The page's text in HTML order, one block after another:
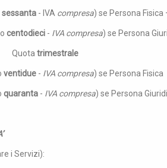
sessanta - IVA compresa) se Persona Fisica
centodieci - IVA compresa) se Persona
trimestrale
ventidue - IVA compresa) se Persona
quaranta - IVA compresa) se Persona
i Servizi):